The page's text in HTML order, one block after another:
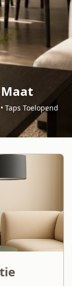
Taps Toelopend